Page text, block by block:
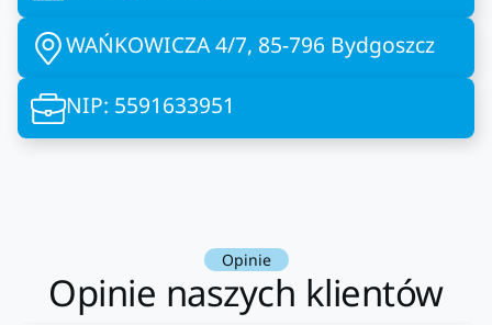
WAŃKOWICZA 4/7, 85-796 Bydgoszcz
NIP: 5591633951
Opinie
Opinie naszych klientów